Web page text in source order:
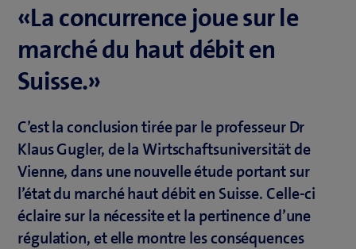
«La concurrence joue sur le
marché du haut débit en
Suisse.»
C’est la conclusion tirée par le professeur Dr
Klaus Gugler, de la Wirtschaftsuniversität de
Vienne, dans une nouvelle étude portant sur
l’état du marché haut débit en Suisse. Celle-ci
éclaire sur la nécessite et la pertinence d’une
régulation, et elle montre les conséquences